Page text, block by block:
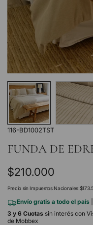
116-BD1002TST
FUNDA DE
Precio
regular
$210.000
Precio sin Impuestos Nacionales:
Envío gratis a todo el país
3 y 6 Cuotas sin interés con
de Mobbex